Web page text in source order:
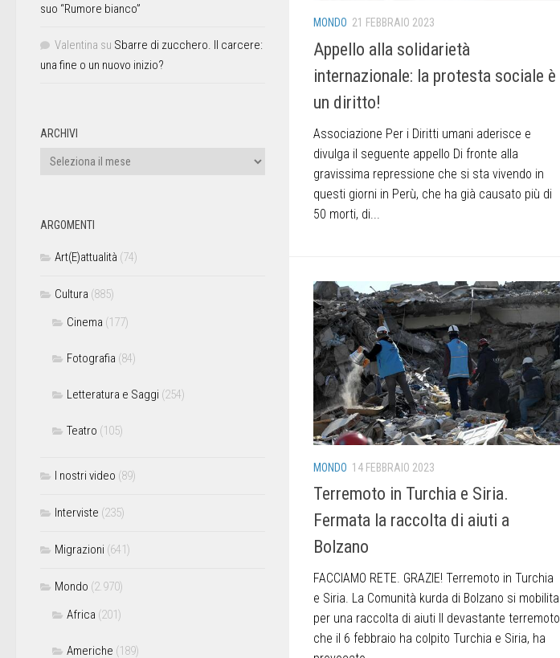
MONDO 21 FEBBRAIO 2023
Appello alla solidarietà
internazionale: la protesta sociale è
un diritto!
Associazione Per i Diritti umani aderisce e
divulga il seguente appello Di fronte alla
gravissima repressione che si sta vivendo in
questi giorni in Perù, che ha già causato più di
50 morti, di...
MONDO 14 FEBBRAIO 2023
Terremoto in Turchia e Siria.
Fermata la raccolta di aiuti a
Bolzano
FACCIAMO RETE. GRAZIE! Terremoto in Turchia
e Siria. La Comunità kurda di Bolzano si mobilita
per una raccolta di aiuti Il devastante terremoto
che il 6 febbraio ha colpito Turchia e Siria, ha
suo “Rumore bianco”
Valentina su Sbarre di zucchero. Il carcere:
una fine o un nuovo inizio?
ARCHIVI
ARGOMENTI
Art(E)attualità (74)
Cultura (885)
Cinema (177)
Fotografia (84)
Letteratura e Saggi (254)
Teatro (105)
I nostri video (89)
Interviste (235)
Migrazioni (641)
Mondo (2.970)
Africa (201)
Americhe (189)